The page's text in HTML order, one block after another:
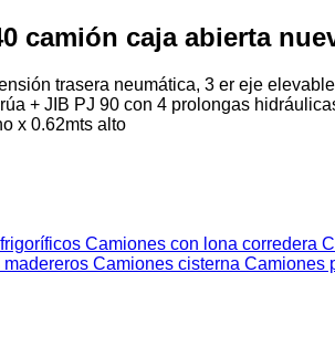
camión caja abierta
trasera neumática, 3 er eje
+ JIB PJ 90 con 4 prolongas
x 0.62mts alto
Camiones con lona corredera
Camiones cisterna Camiones